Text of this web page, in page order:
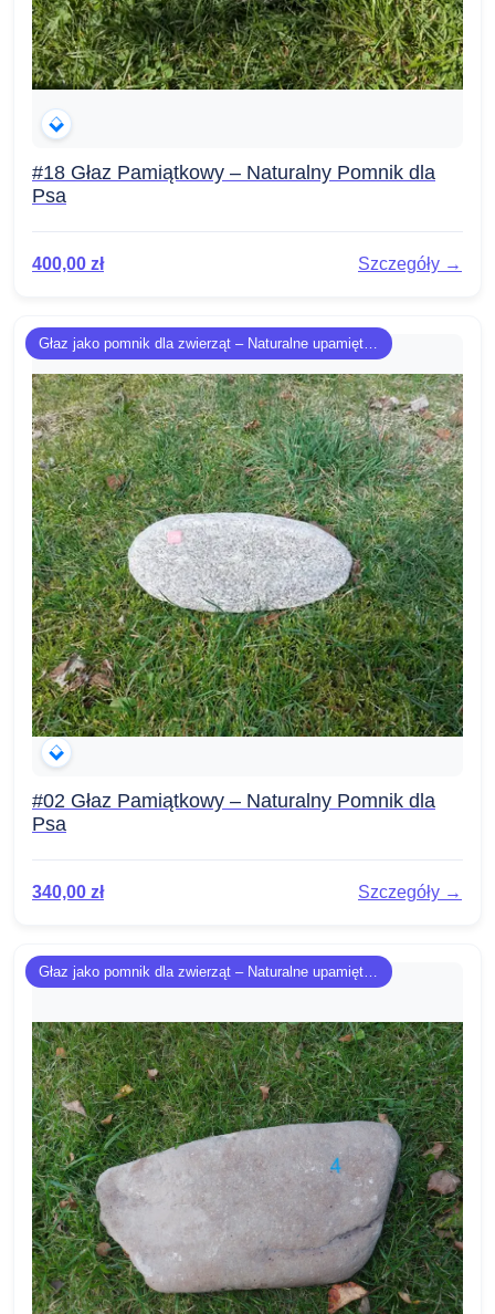
#18 Głaz Pamiątkowy – Naturalny Pomnik dla
Psa
400,00 zł Szczegóły →
Głaz jako pomnik dla zwierząt – Naturalne upamiętnienie
#02 Głaz Pamiątkowy – Naturalny Pomnik dla
Psa
340,00 zł Szczegóły →
Głaz jako pomnik dla zwierząt – Naturalne upamiętnienie